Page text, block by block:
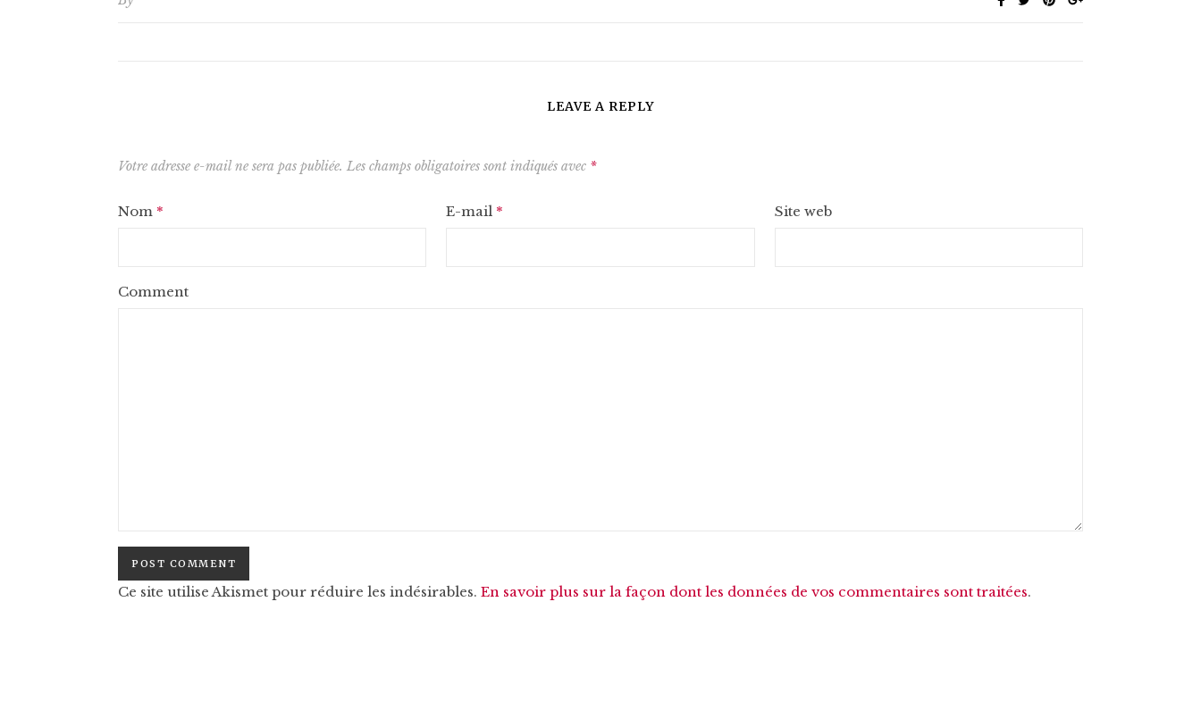
LEAVE A REPLY
Votre adresse e-mail ne sera pas publiée. Les champs obligatoires sont indiqués avec *
Nom * E-mail * Site web
Comment
Ce site utilise Akismet pour réduire les indésirables. En savoir plus sur la façon dont les données de vos commentaires sont traitées.